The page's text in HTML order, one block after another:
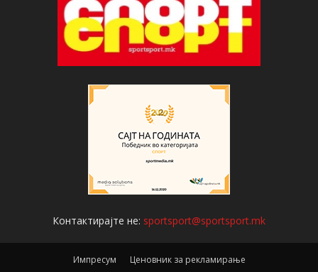
Контактирајте не: sportsport@sportsport.mk
Импресум Ценовник за рекламирање